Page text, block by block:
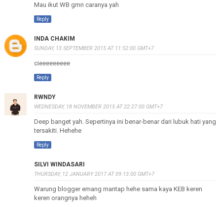
Mau ikut WB gmn caranya yah
Reply
INDA CHAKIM
SUNDAY, 13 SEPTEMBER 2015 AT 11:52:00 GMT+7
cieeeeeeeee
Reply
RWNDY
WEDNESDAY, 18 NOVEMBER 2015 AT 22:27:00 GMT+7
Deep banget yah. Sepertinya ini benar-benar dari lubuk hati yang
tersakiti. Hehehe
Reply
SILVI WINDASARI
THURSDAY, 12 JANUARY 2017 AT 09:13:00 GMT+7
Warung blogger emang mantap hehe sama kaya KEB keren
keren orangnya heheh